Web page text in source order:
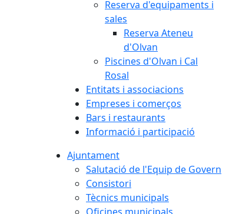
Reserva d'equipaments i
sales
Reserva Ateneu
d'Olvan
Piscines d'Olvan i Cal
Rosal
Entitats i associacions
Empreses i comerços
Bars i restaurants
Informació i participació
Ajuntament
Salutació de l'Equip de Govern
Consistori
Tècnics municipals